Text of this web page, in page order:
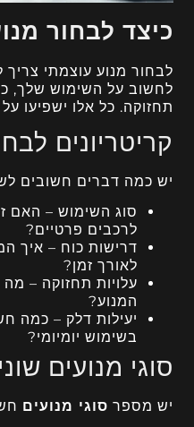
כיצד לבחור
לבחור מנוע עוצמתי
לחשוב על השימוש שלך,
תחזוקה. כל אלו ישפיעו
קריטריונים
יש כמה דברים חשובים
סוג השימוש – האם
לרכבים פרטיים?
דרישות כוח – איך
לאורך זמן?
עלויות תחזוקה –
המנוע?
יעילות דלק – כמה
בשימוש יומיומי?
סוגי מנועים
יש מספר סוגי מנועים